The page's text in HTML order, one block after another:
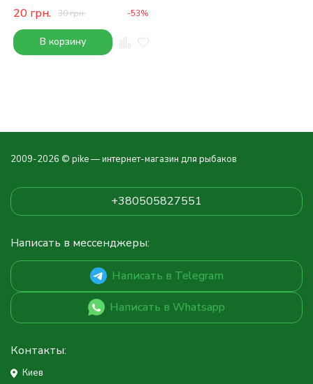
20 грн. 30грн. -53%
В корзину
2009-2026 © pike — интернет-магазин для рыбаков
+380505827551
Написать в мессенджеры:
Написать в Telegram
Написать в Whatsapp
Контакты:
Киев